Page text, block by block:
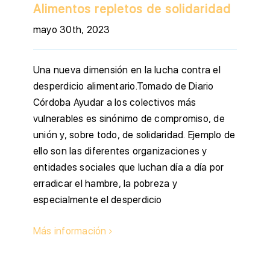
Alimentos repletos de solidaridad
mayo 30th, 2023
Una nueva dimensión en la lucha contra el
desperdicio alimentario.Tomado de Diario
Córdoba Ayudar a los colectivos más
vulnerables es sinónimo de compromiso, de
unión y, sobre todo, de solidaridad. Ejemplo de
ello son las diferentes organizaciones y
entidades sociales que luchan día a día por
erradicar el hambre, la pobreza y
especialmente el desperdicio
Más información